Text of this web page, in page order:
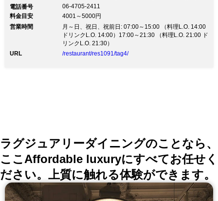
は、本町駅すぐのホテル内にあるレストラン。 ビジネ
スの宴席や仲間との食事会。 結婚記念日、歓送迎会、
感謝を込めたお食事会など、 さまざまなシーンでご利
用ください。 ◆季節のディナーコース◆ お気軽にお召
し上がりいただける、ワンドリンク付きの懐石や 120分
のフリードリンク付きのフルコースなど豊富にご用意！
電話番号
06-4705-2411
料金目安
4001～5000円
営業時間
月～日、祝日、祝前日: 07:00～15:00 （料理L.O. 14:00
ドリンクL.O. 14:00）17:00～21:30 （料理L.O. 21:00 ド
リンクL.O. 21:30）
URL
/restaurant/res1091/tag4/
ラグジュアリーダイニングのことなら、
ここAffordable luxuryにすべてお任せく
ださい。上質に触れる体験ができます。